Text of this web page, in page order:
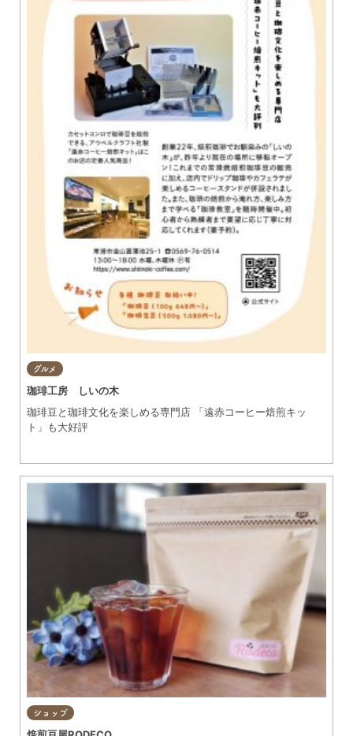
グルメ
珈琲工房 しいの木
珈琲豆と珈琲文化を楽しめる専門店 「遠赤コーヒー焙煎キッ
ト」も大好評
ショップ